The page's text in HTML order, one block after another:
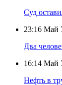
Суд
23:16 Май
Два
16:14 Май
Нефть в